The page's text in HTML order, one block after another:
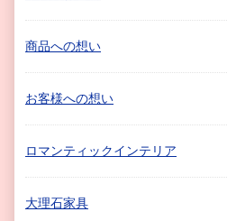
商品への想い
お客様への想い
ロマンティックインテリア
大理石家具